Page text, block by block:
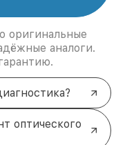
оригинальные
аналоги.
оптического